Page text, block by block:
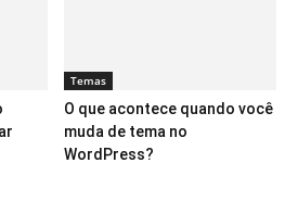
Temas
O que acontece quando você
muda de tema no
WordPress?